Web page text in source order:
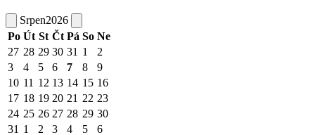
Srpen2026
Po Út St Čt Pá So Ne
27 28 29 30 31 1
2
3
4 5 6 7 8
9
10 11 12 13 14 15 16
17 18 19 20 21 22 23
24 25 26 27 28 29 30
31 1 2 3 4 5 6